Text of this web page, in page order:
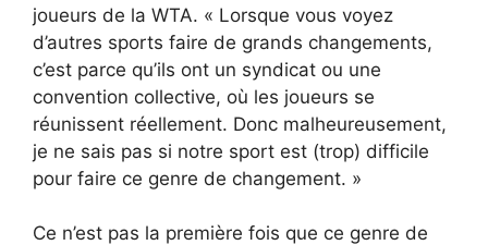
joueurs de la WTA. « Lorsque vous voyez
d’autres sports faire de grands changements,
c’est parce qu’ils ont un syndicat ou une
convention collective, où les joueurs se
réunissent réellement. Donc malheureusement,
je ne sais pas si notre sport est (trop) difficile
pour faire ce genre de changement. »
Ce n’est pas la première fois que ce genre de